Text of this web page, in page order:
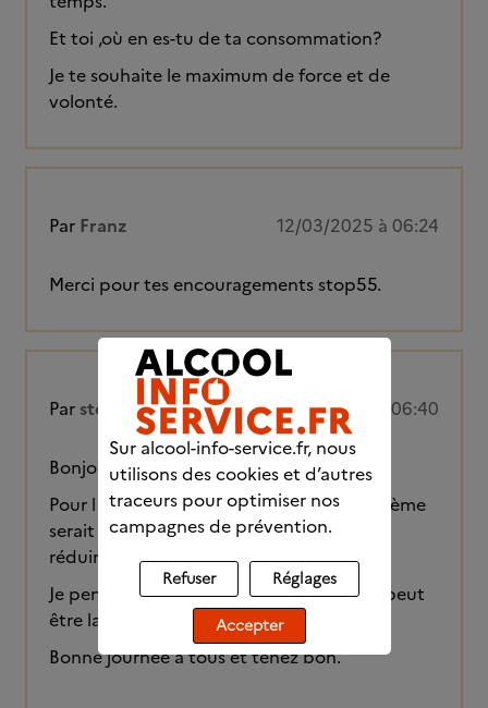
Et toi ,où en es-tu de ta consommation?
Je te souhaite le maximum de force et de
volonté.
Par Franz 12/03/2025 à 06:24
Merci pour tes encouragements stop55.
Par stop55 12/03/2025 à 06:40
Bonjour , 60 h sans alcool!
Pour l instant pas de manque ,mon problème
serait surtout la faim car j ai entrepris de
réduire les calories .
Je pense plus à manger qu'à boire...c est peut
être la solution ?
Bonne journée à tous et tenez bon.
Sur alcool-info-service.fr, nous
utilisons des cookies et d’autres
traceurs pour optimiser nos
campagnes de prévention.
Refuser Réglages
Accepter